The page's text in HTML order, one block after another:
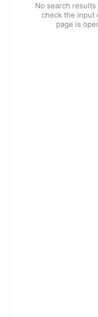
No search
check the input
page is